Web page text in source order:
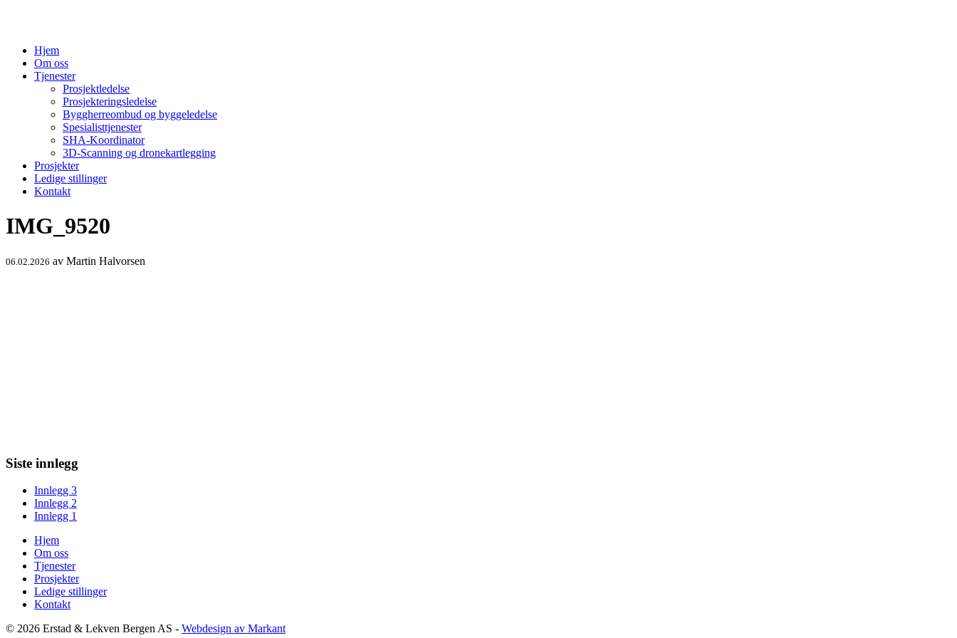
Hjem
Om oss
Tjenester
Prosjektledelse
Prosjekteringsledelse
Byggherreombud og byggeledelse
Spesialisttjenester
SHA-Koordinator
3D-Scanning og dronekartlegging
Prosjekter
Ledige stillinger
Kontakt
IMG_9520
06.02.2026 av Martin Halvorsen
Siste innlegg
Innlegg 3
Innlegg 2
Innlegg 1
Hjem
Om oss
Tjenester
Prosjekter
Ledige stillinger
Kontakt
© 2026 Erstad & Lekven Bergen AS - Webdesign av Markant